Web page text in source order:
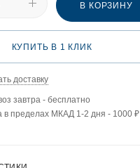
В КОРЗИНУ
КУПИТЬ В 1 КЛИК
доставку
завтра - бесплатно
в пределах МКАД 1-2 дня - 1000 ₽